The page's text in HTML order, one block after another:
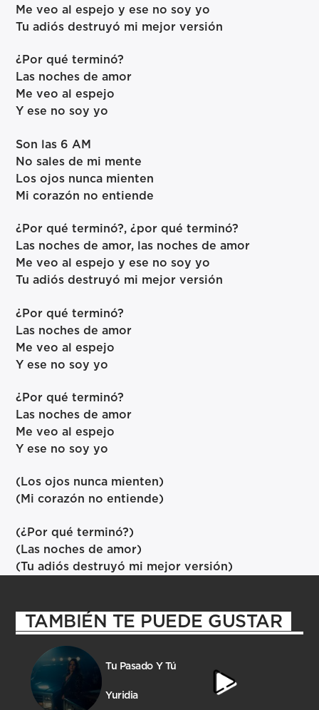
Me veo al espejo y ese no soy yo
Tu adiós destruyó mi mejor versión
¿Por qué terminó?
Las noches de amor
Me veo al espejo
Y ese no soy yo
Son las 6 AM
No sales de mi mente
Los ojos nunca mienten
Mi corazón no entiende
¿Por qué terminó?, ¿por qué terminó?
Las noches de amor, las noches de amor
Me veo al espejo y ese no soy yo
Tu adiós destruyó mi mejor versión
¿Por qué terminó?
Las noches de amor
Me veo al espejo
Y ese no soy yo
¿Por qué terminó?
Las noches de amor
Me veo al espejo
Y ese no soy yo
(Los ojos nunca mienten)
(Mi corazón no entiende)
(¿Por qué terminó?)
(Las noches de amor)
(Tu adiós destruyó mi mejor versión)
TAMBIÉN TE PUEDE GUSTAR
Tu Pasado Y Tú
Yuridia